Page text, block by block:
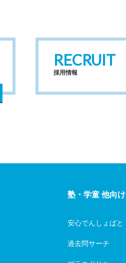
RECRUIT
採用情報
塾・学童 他向け
安心でんしょばと
過去問サーチ